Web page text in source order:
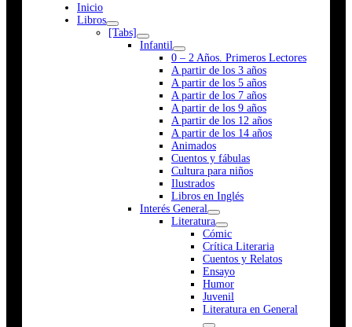
Inicio
Libros
[Tabs]
Infantil
0 – 2 Años. Primeros Lectores
A partir de los 3 años
A partir de los 5 años
A partir de los 7 años
A partir de los 9 años
A partir de los 12 años
A partir de los 14 años
Animados
Cuentos y fábulas
Cultura para niños
Ilustrados
Libros en Inglés
Interés General
Literatura
Cómic
Crítica Literaria
Cuentos y Relatos
Ensayo
Humor
Juvenil
Literatura en General